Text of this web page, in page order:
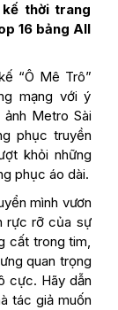
thời trang
16 bảng All
“Ô Mê Trô”
mạng với ý
Metro Sài
phục truyền
khỏi những
phục áo dài.
mình vươn
rực rỡ của sự
cất trong tim,
quan trọng
cực. Hãy dẫn
tác giả muốn